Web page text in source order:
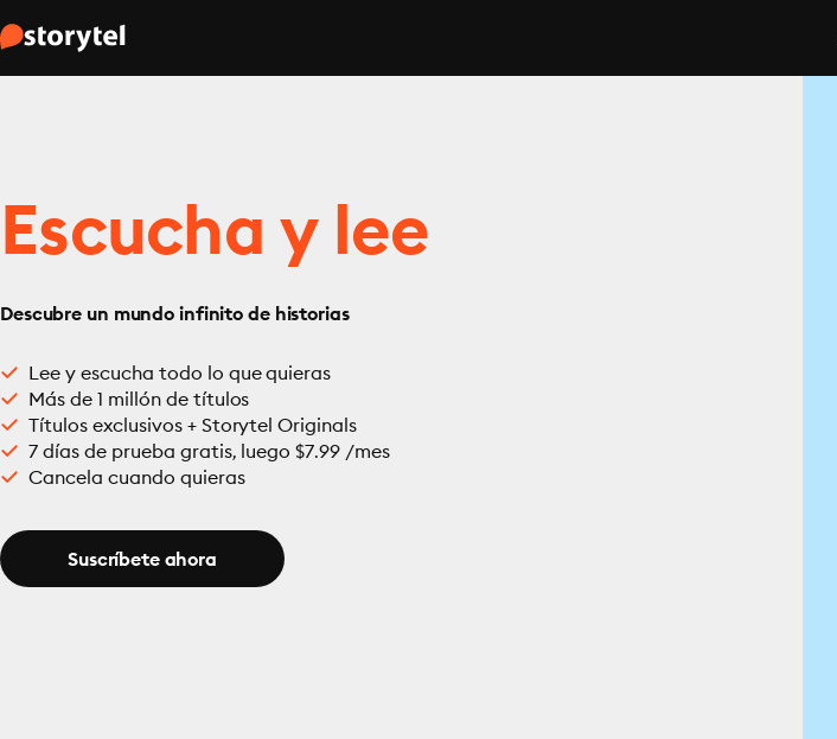
Escucha y lee
Descubre un mundo infinito de historias
Lee y escucha todo lo que quieras
Más de 1 millón de títulos
Títulos exclusivos + Storytel Originals
7 días de prueba gratis, luego $7.99 /mes
Cancela cuando quieras
Suscríbete ahora